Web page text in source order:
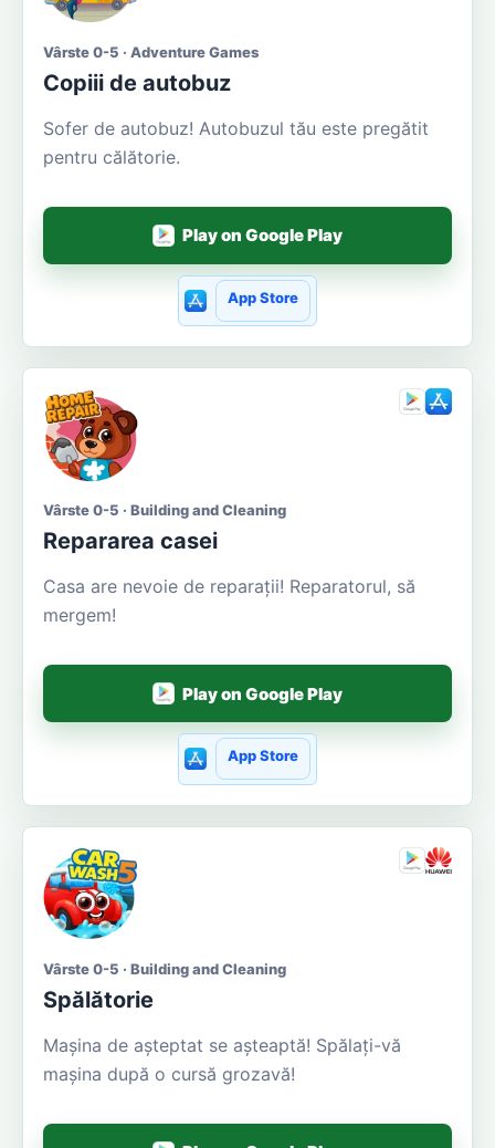
Vârste 0-5 · Adventure Games
Copiii de autobuz
Sofer de autobuz! Autobuzul tău este pregătit
pentru călătorie.
Play on Google Play
App Store
Vârste 0-5 · Building and Cleaning
Repararea casei
Casa are nevoie de reparații! Reparatorul, să
mergem!
Play on Google Play
App Store
Vârste 0-5 · Building and Cleaning
Spălătorie
Mașina de așteptat se așteaptă! Spălați-vă
mașina după o cursă grozavă!